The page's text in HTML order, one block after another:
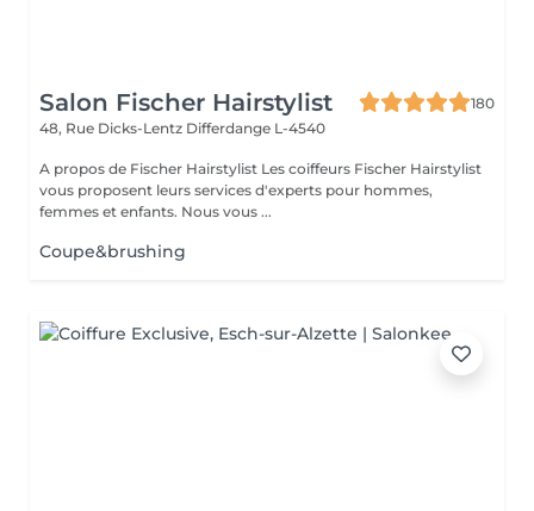
Salon Fischer Hairstylist
180
48, Rue Dicks-Lentz Differdange L-4540
A propos de Fischer Hairstylist Les coiffeurs Fischer Hairstylist
vous proposent leurs services d'experts pour hommes,
femmes et enfants. Nous vous ...
Coupe&brushing